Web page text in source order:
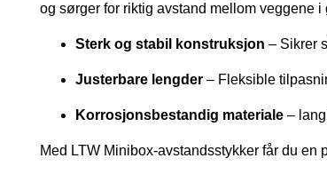
og sørger for riktig avstand mellom veggene
Sterk og stabil konstruksjon – Sikrer
Justerbare lengder – Fleksible
Korrosjonsbestandig materiale –
Med LTW Minibox-avstandsstykker får du